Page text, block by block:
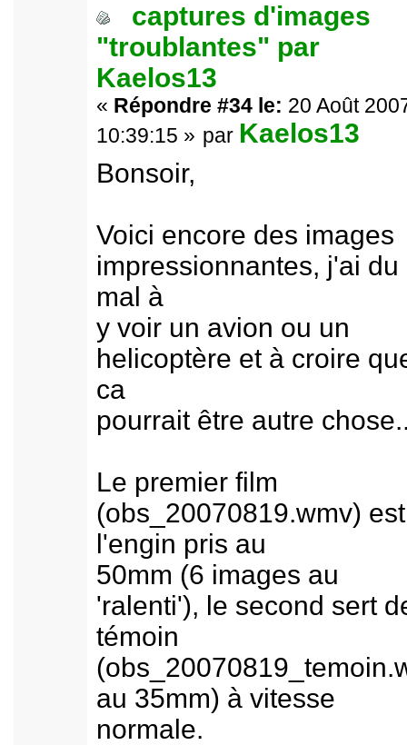
captures d'images
"troublantes" par
Kaelos13
« Répondre #34 le: 20 Août
10:39:15 » par Kaelos13
Bonsoir,
Voici encore des images
impressionnantes, j'ai du
mal à
y voir un avion ou un
helicoptère et à croire
ca
pourrait être autre
Le premier film
(obs_20070819.wmv) est
l'engin pris au
50mm (6 images au
'ralenti'), le second sert
témoin
au 35mm) à vitesse
normale.